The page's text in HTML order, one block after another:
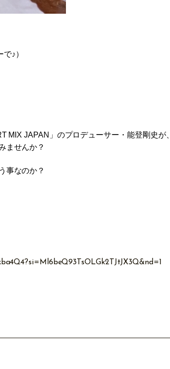
♪）
MIX JAPAN」のプロデューサー・能登剛史が、
ませんか？
事なのか？